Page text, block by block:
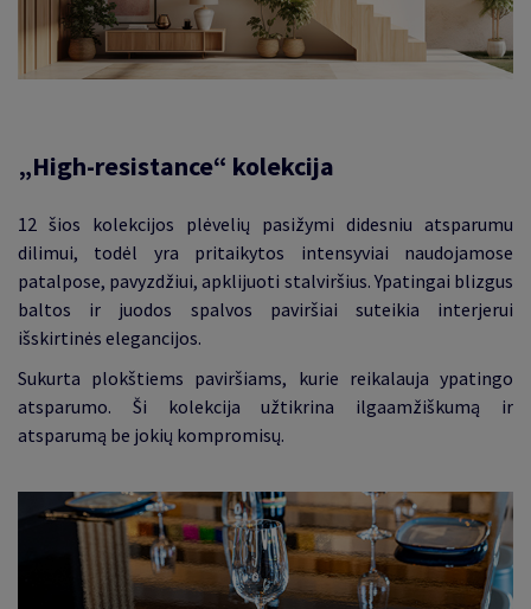
„High-resistance“ kolekcija
12 šios kolekcijos plėvelių pasižymi didesniu atsparumu
dilimui, todėl yra pritaikytos intensyviai naudojamose
patalpose, pavyzdžiui, apklijuoti stalviršius.Ypatingai blizgus
baltos ir juodos spalvos paviršiai suteikia interjerui
išskirtinės elegancijos.
Sukurta plokštiems paviršiams, kurie reikalauja ypatingo
atsparumo. Ši kolekcija užtikrina ilgaamžiškumą ir
atsparumą be jokių kompromisų.